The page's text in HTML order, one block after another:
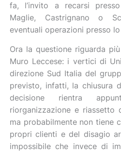
fa, l’invito a recarsi
Maglie, Castrignano o
eventuali operazioni presso
Ora la questione riguarda
Muro Leccese: i vertici di
direzione Sud Italia del
previsto, infatti, la chiusura
decisione rientra
riorganizzazione e riassetto
ma probabilmente non tiene
propri clienti e del disagio
impossibile che invece di